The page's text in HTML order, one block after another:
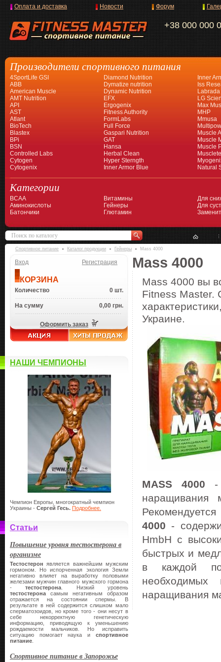
+38 000 000
Оплата и доставка Новости Форум
Производители спортивного питания
4SportLife GSI
ABB
American Muscle
AMT Nutrition
API
AST
Atlant
BioTech
Blastex
BPi
BSN
Controlled Labs
Cytogen
Cytogenix
Diamond Nutrition
Dymatize nutrition
Dynamic Nutrition
EFX
Ergogenix
Fitness Authority
FormLabs
Full Force
Gaspari Nutrition
GAT
Hansa
Herbal Clean
Hyper Sterngth
Inner Armor Blue
Inner
Iss
Labrada
LG
Max
MHP
Mmusa
Muscle
Muscle
Muscle
Natural
Категории
BCAA
Аминокислоты
Батончики
Витамины
Гейнеры
Глютамин
Для
Для
Спортивное питание Каталог продукции Гейнеры Mass 4000
Вход Регистрация
КОРЗИНА
Количество 0 шт.
На сумму 0,00 грн.
Оформить заказ
НАШИ ЧЕМПИОНЫ
Чемпион Европы, многократный чемпион
Украины - Сергей Гесь. Подробнее.
Статьи
Повышение уровня тестостерона в
организме
Тестостерон является важнейшим мужским
гормоном. Но испорченная экология Земли
негативно влияет на выработку половыми
железами мужчин главного мужского гормона
-тестостерона . Низкий уровень
тестостерона самым негативным образом
отражается на состоянии спермы. В
результате в ней содержится слишком мало
сперматозоидов, но кроме того - они несут в
себе некорректную генетическую
информацию, приводящую к уменьшению
рождаемости мальчиков. Но исправить
ситуацию помогает наука и спортивное
питание
Спортивное питание в Запорожье
Mass 4000
Mass 4000 вы
Fitness Master.
Украине.
MASS 4000 -
наращивания
4000 -
HmbH с
быстрых и
в каждой
наращивания